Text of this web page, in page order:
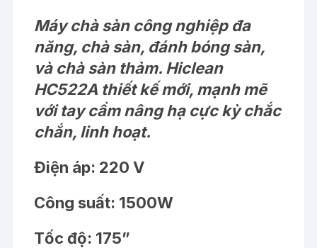
Máy chà sàn công nghiệp đa
năng, chà sàn, đánh bóng sàn,
và chà sàn thảm. Hiclean
HC522A thiết kế mới, mạnh mẽ
với tay cầm nâng hạ cực kỳ chắc
chắn, linh hoạt.
Điện áp: 220 V
Công suất: 1500W
Tốc độ: 175”